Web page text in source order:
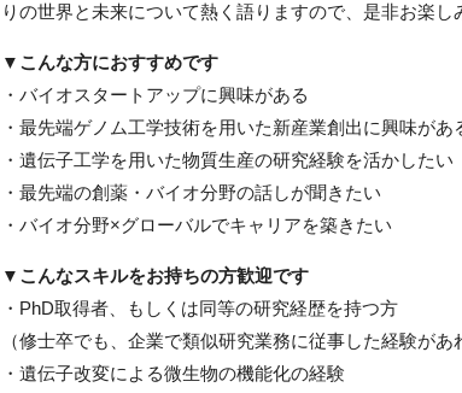
りの世界と未来について熱く語りますので、是非お楽し
▼こんな方におすすめです
・バイオスタートアップに興味がある
・最先端ゲノム工学技術を用いた新産業創出に興味があ
・遺伝子工学を用いた物質生産の研究経験を活かしたい
・最先端の創薬・バイオ分野の話しが聞きたい
・バイオ分野×グローバルでキャリアを築きたい
▼こんなスキルをお持ちの方歓迎です
・PhD取得者、もしくは同等の研究経歴を持つ方
（修士卒でも、企業で類似研究業務に従事した経験があ
・遺伝子改変による微生物の機能化の経験